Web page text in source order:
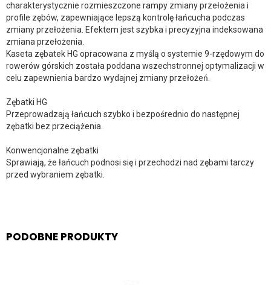
charakterystycznie rozmieszczone rampy zmiany przełożenia i
profile zębów, zapewniające lepszą kontrolę łańcucha podczas
zmiany przełożenia. Efektem jest szybka i precyzyjna indeksowana
zmiana przełożenia.
Kaseta zębatek HG opracowana z myślą o systemie 9-rzędowym do
rowerów górskich została poddana wszechstronnej optymalizacji w
celu zapewnienia bardzo wydajnej zmiany przełożeń.
Zębatki HG
Przeprowadzają łańcuch szybko i bezpośrednio do następnej
zębatki bez przeciążenia.
Konwencjonalne zębatki
Sprawiają, że łańcuch podnosi się i przechodzi nad zębami tarczy
przed wybraniem zębatki.
PODOBNE PRODUKTY